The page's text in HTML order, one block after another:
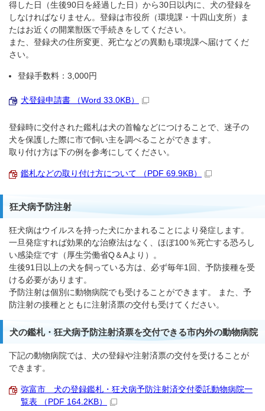
得した日（生後90日を経過した日）から30日以内に、犬の登録を
しなければなりません。登録は市役所（環境課・十四山支所）ま
たはお近くの開業獣医で手続きをしてください。
また、登録犬の住所変更、死亡などの異動も環境課へ届けてくだ
さい。
登録手数料：3,000円
犬登録申請書 （Word 33.0KB）
登録時に交付された鑑札は犬の首輪などにつけることで、迷子の
犬を保護した際に市で飼い主を調べることができます。
取り付け方は下の例を参考にしてください。
鑑札などの取り付け方について （PDF 69.9KB）
狂犬病予防注射
狂犬病はウイルスを持った犬にかまれることにより発症します。
一旦発症すれば効果的な治療法はなく、ほぼ100％死亡する恐ろし
い感染症です（厚生労働省Q＆Aより）。
生後91日以上の犬を飼っている方は、必ず毎年1回、予防接種を受
ける必要があります。
予防注射は個別に動物病院でも受けることができます。 また、予
防注射の接種とともに注射済票の交付も受けてください。
犬の鑑札・狂犬病予防注射済票を交付できる市内外の動物病院
下記の動物病院では、犬の登録や注射済票の交付を受けることが
できます。
弥富市 犬の登録鑑札・狂犬病予防注射済交付委託動物病院一
覧表 （PDF 164.2KB）